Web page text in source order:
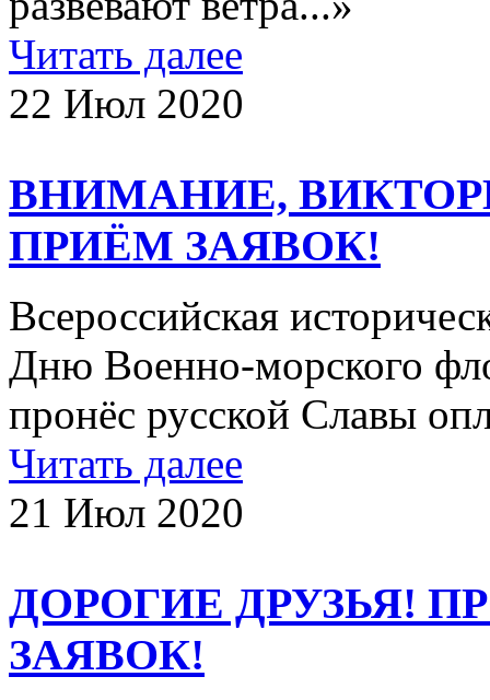
Читать далее
22 Июл 2020
ВНИМАНИЕ,
ПРИЁМ ЗАЯВОК!
Всероссийская
Дню Военно-морского
пронёс русской Славы
Читать далее
21 Июл 2020
ДОРОГИЕ ДРУЗЬЯ!
ЗАЯВОК!